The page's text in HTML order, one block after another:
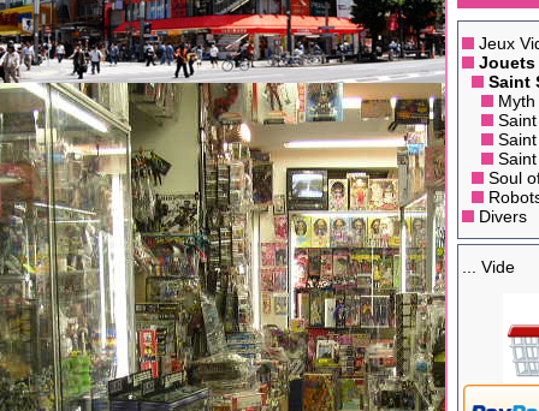
Jeux
Jouets
Saint
Soul
Divers
... Vide